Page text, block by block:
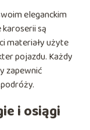
eleganckim
są
materiały użyte
pojazdu. Każdy
zapewnić
i osiągi